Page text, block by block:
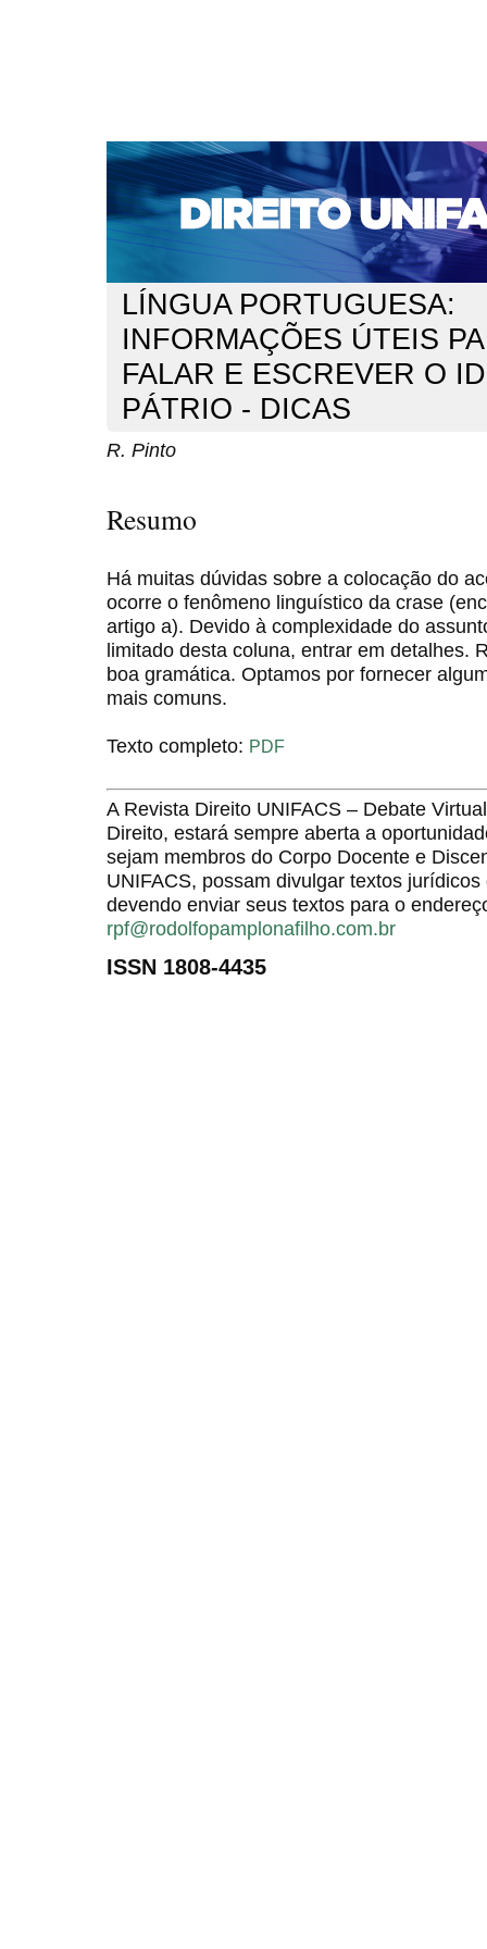
CAPA SOBRE ACESSO CADASTRO
NOTÍCIAS
EDIÇÕES DE Nº 1 A 100 WEBMAIL
Capa>n. 235 (2020) > Pinto
LÍNGUA PORTUGUESA:
INFORMAÇÕES ÚTEIS
FALAR E ESCREVER O
PÁTRIO - DICAS
R. Pinto
Resumo
Há muitas dúvidas sobre a colocação do
ocorre o fenômeno linguístico da crase
artigo a). Devido à complexidade do
limitado desta coluna, entrar em detalhes.
boa gramática. Optamos por fornecer
mais comuns.
Texto completo: PDF
A Revista Direito UNIFACS – Debate
Direito, estará sempre aberta a
sejam membros do Corpo Docente e
UNIFACS, possam divulgar textos
devendo enviar seus textos para o
rpf@rodolfopamplonafilho.com.br
ISSN 1808-4435